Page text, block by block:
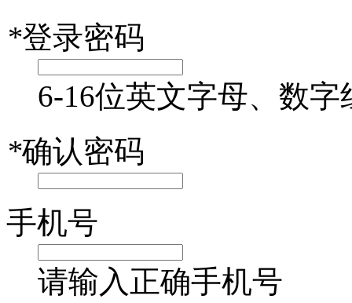
*登录密码
6-16位英文字母、数字
*确认密码
手机号
请输入正确手机号